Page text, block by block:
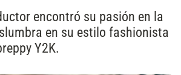
encontró su pasión en la
en su estilo fashionista
Y2K.